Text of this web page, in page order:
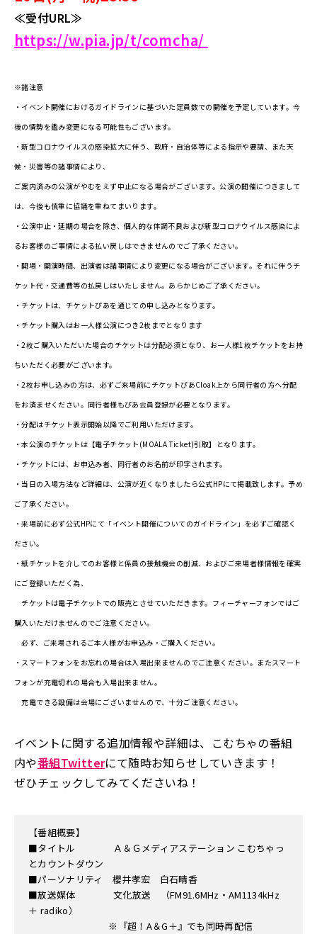
≪受付URL≫
https://w.pia.jp/t/comcha/
※諸注意
・イベント開催におけるガイドラインに基づいた定員数での開催を予定しています。今
後の情勢を鑑み変更になる可能性もございます。
・新型コロナウイルスの感染拡大に伴う、政府・自治体等による指示や要請、また天
候・災害等の諸事情により、
ご案内済みの公演がやむをえず中止になる場合がございます。公演の開催につきまして
は、今後も慎重に協議を重ねてまいります。
・公演中止・延期の場合を除き、個人的な体調不良および新型コロナウイルス感染によ
るお客様のご事情による払い戻しはできませんのでご了承ください。
・開場・開演時間、出演者は諸事情により変更になる場合がございます。それに伴うチ
ケット代・交通費等の払戻しはいたしません。あらかじめご了承ください。
・チケットは、チケットぴあを通じての申し込みとなります。
・チケット購入はお一人様公演につき2枚までとなります
・2枚ご購入いただいた場合のチケットは分配必須となり、お⼀⼈様1枚チケットをお持
ちいただく必要がございます。
・2枚お申し込みの⽅は、必ずご来場前にチケットぴあCloak上から同⾏者の⽅へ分配
をお済ませください。同行者様もぴあ会員登録が必要となります。
・分配はチケット表示開始以降でご利用いただけます。
・本公演のチケットは【電子チケット(MOALA Ticket)引取】となります。
・チケットには、お申込み者、同行者のお名前が印字されます。
・当日の入場方法など詳細は、公演が近くなりましたら公式HPにて掲載致します。予め
ご了承ください。
・来場前に必ず公式HPにて「イベント開催についてのガイドライン」を必ずご確認く
ださい。
・紙チケットを介してのお客様と係員の接触機会の削減、およびご来場者様情報を確実
にご登録いただく為、
チケットは電子チケットでの販売とさせていただきます。フィーチャーフォンではご
購入いただけませんのでご注意ください。
必ず、ご来場されるご本人様がお申込み・ご購入ください。
・スマートフォンをお忘れの場合は入場出来ませんのでご注意ください。またスマート
フォンが充電切れの場合も入場出来ません。
充電できる設備は会場にございませんので、十分ご注意ください。
イベントに関する追加情報や詳細は、こむちゃの番組
内や番組Twitterにて随時お知らせしていきます！
ぜひチェックしてみてくださいね！
【番組概要】
■タイトル Ａ＆Ｇメディアステーション こむちゃっ
とカウントダウン
■パーソナリティ 櫻井孝宏 白石晴香
■放送媒体 文化放送 （FM91.6MHz・AM1134kHz
＋ radiko）
※『超！A＆G＋』でも同時再配信